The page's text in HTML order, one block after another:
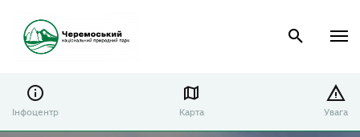
Інфоцентр Карта Увага